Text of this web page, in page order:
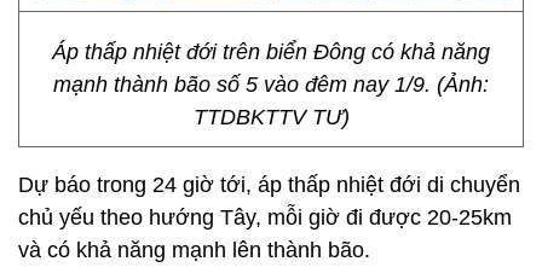
Áp thấp nhiệt đới trên biển Đông có khả năng
mạnh thành bão số 5 vào đêm nay 1/9. (Ảnh:
TTDBKTTV TƯ)
Dự báo trong 24 giờ tới, áp thấp nhiệt đới di chuyển
chủ yếu theo hướng Tây, mỗi giờ đi được 20-25km
và có khả năng mạnh lên thành bão.